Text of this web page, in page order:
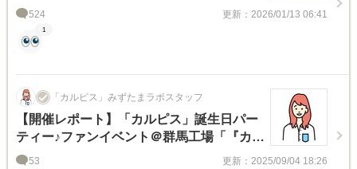
れ？【対象テーマ2：みなさんと♪レシピボ
ードをつくろう！】
524 更新：2026/01/13 06:41
1
「カルピス」みずたまラボスタッフ
【開催レポート】「カルピス」誕生日パー
ティー♪ファンイベント＠群馬工場「『カル
ピス』みらいのミュージアム」
53 更新：2025/09/04 18:26